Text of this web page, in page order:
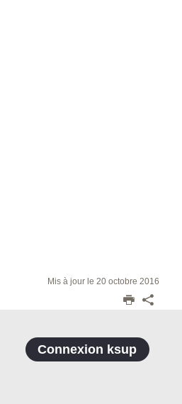
Mis à jour le 20 octobre 2016
Connexion ksup